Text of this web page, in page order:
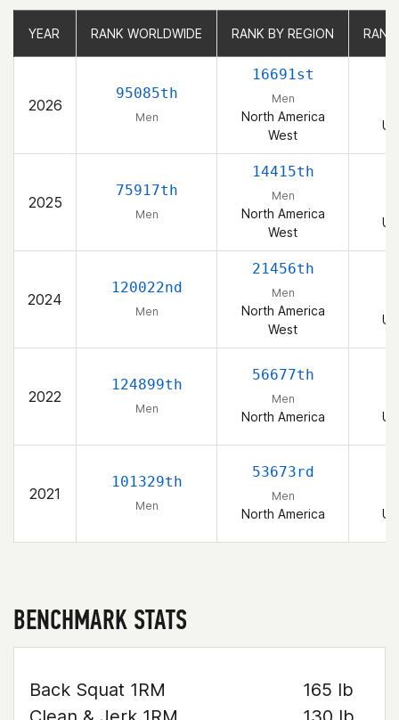
YEAR RANK WORLDWIDE RANK BY REGION
2026
95085th
Men
16691st
Men
North America
West
2025
75917th
Men
14415th
Men
North America
West
2024
120022nd
Men
21456th
Men
North America
West
2022
124899th
Men
56677th
Men
North America
2021
101329th
Men
53673rd
Men
North America
YEAR RANK WORLDWIDE RANK BY REGION
BENCHMARK STATS
Back Squat 1RM
165 lb